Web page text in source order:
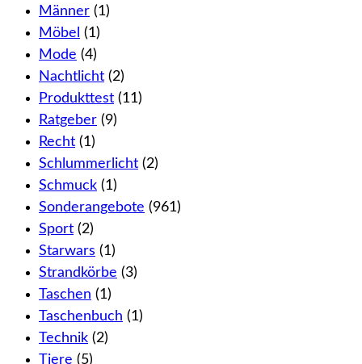
Männer (1)
Möbel (1)
Mode (4)
Nachtlicht (2)
Produkttest (11)
Ratgeber (9)
Recht (1)
Schlummerlicht (2)
Schmuck (1)
Sonderangebote (961)
Sport (2)
Starwars (1)
Strandkörbe (3)
Taschen (1)
Taschenbuch (1)
Technik (2)
Tiere (5)